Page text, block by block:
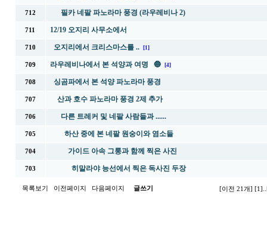
712 필카 네팔 파노라마 풍경 (라우레비나 2)
711 12/19 오지리 사무소에서
710 오지리에서 크리스마스를 .. [1]
709 라우레비나에서 본 석양과 여명 🔵 [4]
708 싱곰파에서 본 석양 파노라마 풍경
707 산과 호수 파노라마 풍경 2제 추가
706 다른 트레커 및 네팔 사람들과 ......
705 하산 중에 본 네팔 원숭이와 염소들
704 가이드 아속 그룽과 함께 찍은 사진
703 히말라야 능선에서 찍은 독사진 두장
목록보기 이전페이지 다음페이지 글쓰기 [이전 21개] [1]